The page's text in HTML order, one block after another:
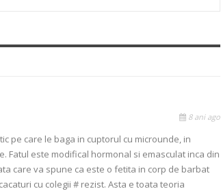
8 ani ago
pe care le baga in cuptorul cu microunde, in
Fatul este modifical hormonal si emasculat inca din
care va spune ca este o fetita in corp de barbat
cu colegii # rezist. Asta e toata teoria